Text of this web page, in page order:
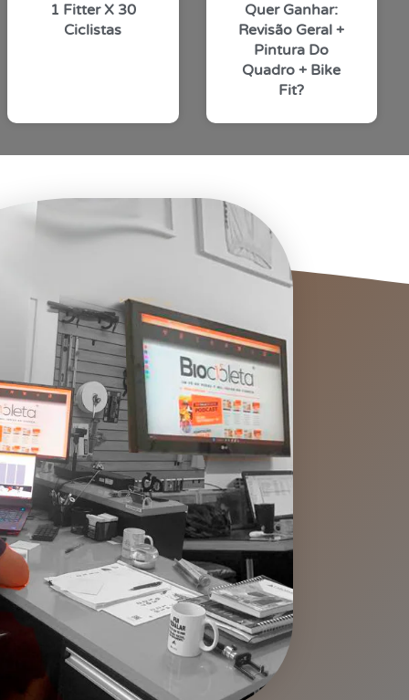
1 Fitter X 30
Ciclistas
Quer Ganhar:
Revisão Geral +
Pintura Do
Quadro + Bike
Fit?